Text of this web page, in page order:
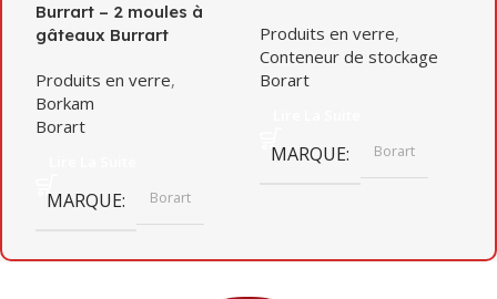
Burrart – 2 moules à
gâteaux Burrart
Produits en verre,
Borkam
Borart
MARQUE Borart
Produits en verre,
Conteneur de stockage
Borart
MARQUE Borart